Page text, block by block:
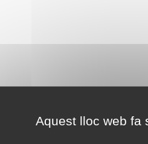
Aquest lloc web fa